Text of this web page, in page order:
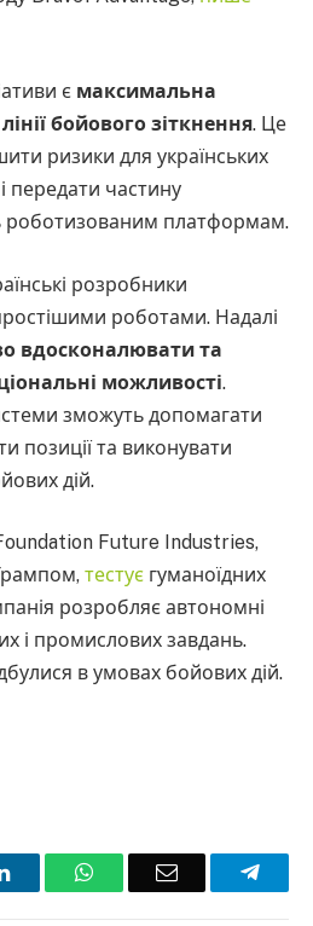
є максимальна
бойового зіткнення. Це
ризики для українських
передати частину
роботизованим платформам.
розробники
роботами. Надалі
вдосконалювати та
можливості.
зможуть допомагати
позиції та виконувати
дій.
Future Industries,
тестує гуманоїдних
розробляє автономні
і промислових завдань.
в умовах бойових дій.
LinkedInWhatsAppEmail